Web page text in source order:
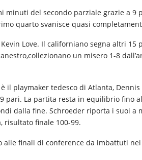
minuti del secondo parziale grazie a
quarto svanisce quasi
Love. Il californiano segna altri
un misero 1-8
il playmaker tedesco di Atlanta,
pari. La partita resta in equilibrio fino
dalla fine. Schroeder riporta i suoi
risultato finale 100-99.
alle finali di conference da imbattuti